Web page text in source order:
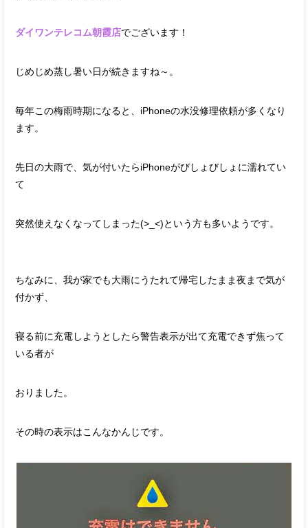
ダイワンテレコム朝霞店でございます！
じめじめ蒸し暑い日が続きますね～。
毎年この梅雨時期になると、iPhoneの水没修理依頼が多くなり
ます。
先日の大雨で、気が付いたらiPhoneがびしょびしょに濡れてい
て
突然使えなくなってしまった(>_<)という方も多いようです。
ちなみに、我が家でも大雨にうたれて帰宅したまま夜まで気が
付かず、
寝る前に充電しようとしたら警告表示が出て充電できず焦って
いる者が
おりました。
その時の表示はこんなかんじです。